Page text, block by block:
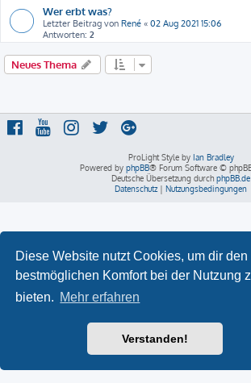
Diese Website nutzt Cookies, um dir den
bestmöglichen Komfort bei der Nutzung
bieten. Mehr erfahren
Verstanden!
Wer erbt was?
Letzter Beitrag von René « 02 Aug 2021 15:06
Antworten: 2
Neues Thema
ProLight Style by Ian Bradley
Powered by phpBB® Forum Software ©
Deutsche Übersetzung durch phpBB.de
Datenschutz | Nutzungsbedingungen